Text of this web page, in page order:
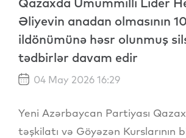
Əliyevin anadan olmasının
ildönümünə həsr olunmuş
tədbirlər davam edir
04 May 2026 16:29
Yeni Azərbaycan Partiyası
təşkilatı və Göyəzən Kurslarının